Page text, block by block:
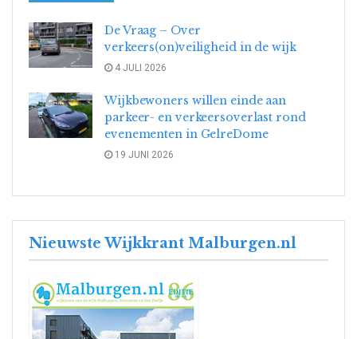
De Vraag – Over
verkeers(on)veiligheid in de wijk
4 JULI 2026
Wijkbewoners willen einde aan
parkeer- en verkeersoverlast rond
evenementen in GelreDome
19 JUNI 2026
Nieuwste Wijkkrant Malburgen.nl